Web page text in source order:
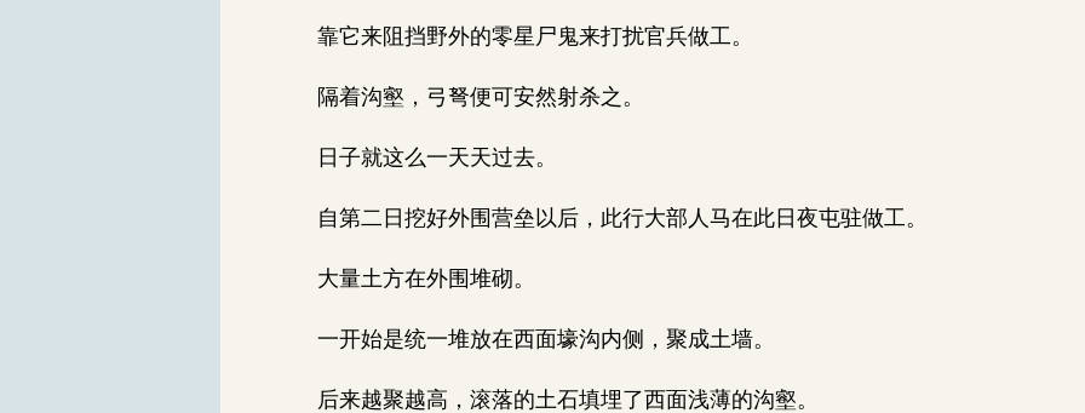
靠它来阻挡野外的零星尸鬼来打扰官兵做工。
隔着沟壑，弓弩便可安然射杀之。
日子就这么一天天过去。
自第二日挖好外围营垒以后，此行大部人马在此日夜屯驻做工。
大量土方在外围堆砌。
一开始是统一堆放在西面壕沟内侧，聚成土墙。
后来越聚越高，滚落的土石填埋了西面浅薄的沟壑。